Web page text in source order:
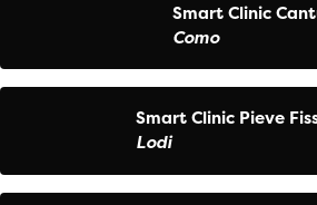
Smart Clinic
Como
Smart Clinic Pieve
Lodi